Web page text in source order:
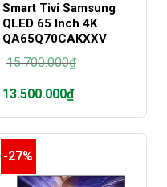
Smart Tivi Samsung
QLED 65 Inch 4K
QA65Q70CAKXXV
15.700.000₫
gốc
là:
13.500.000₫
Giá
hiện
là:
13.500.000₫.
-27%